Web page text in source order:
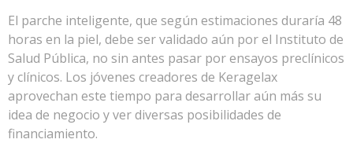
El parche inteligente, que según estimaciones duraría 48
horas en la piel, debe ser validado aún por el Instituto de
Salud Pública, no sin antes pasar por ensayos preclínicos
y clínicos. Los jóvenes creadores de Keragelax
aprovechan este tiempo para desarrollar aún más su
idea de negocio y ver diversas posibilidades de
financiamiento.